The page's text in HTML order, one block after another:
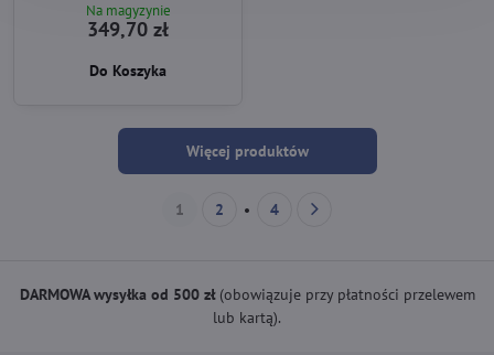
Na magyzynie
349,70 zł
Do Koszyka
Więcej produktów
1 2 4
DARMOWA wysyłka od 500 zł(obowiązuje przy płatności przelewem
lub kartą).